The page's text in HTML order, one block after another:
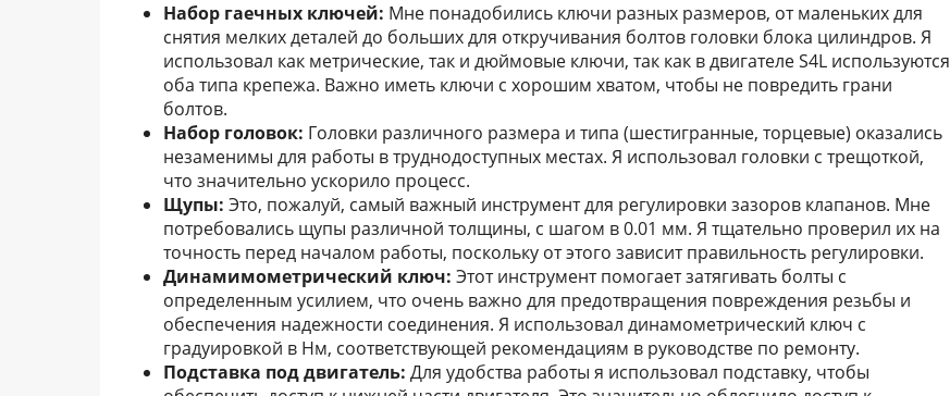
Набор гаечных ключей: Мне понадобились ключи разных размеров, от маленьких для
снятия мелких деталей до больших для откручивания болтов головки блока цилиндров. Я
использовал как метрические, так и дюймовые ключи, так как в двигателе S4L используются
оба типа крепежа. Важно иметь ключи с хорошим хватом, чтобы не повредить грани
болтов.
Набор головок: Головки различного размера и типа (шестигранные, торцевые) оказались
незаменимы для работы в труднодоступных местах. Я использовал головки с трещоткой,
что значительно ускорило процесс.
Щупы: Это, пожалуй, самый важный инструмент для регулировки зазоров клапанов. Мне
потребовались щупы различной толщины, с шагом в 0.01 мм. Я тщательно проверил их на
точность перед началом работы, поскольку от этого зависит правильность регулировки.
Динамимометрический ключ: Этот инструмент помогает затягивать болты с
определенным усилием, что очень важно для предотвращения повреждения резьбы и
обеспечения надежности соединения. Я использовал динамометрический ключ с
градуировкой в Нм, соответствующей рекомендациям в руководстве по ремонту.
Подставка под двигатель: Для удобства работы я использовал подставку, чтобы